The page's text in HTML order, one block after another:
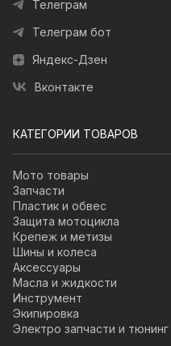
Телеграм
Телеграм бот
Яндекс-Дзен
Вконтакте
КАТЕГОРИИ ТОВАРОВ
Мото товары
Запчасти
Пластик и обвес
Защита мотоцикла
Крепеж и метизы
Шины и колеса
Аксессуары
Масла и жидкости
Инструмент
Экипировка
Электро запчасти и тюнинг